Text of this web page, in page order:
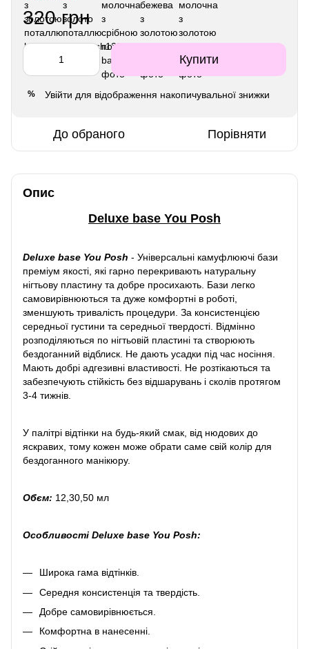
320 грн
Купити
% Увійти для відображення накопичувальної знижки
До обраного Порівняти
Опис
Deluxe base You Posh
Deluxe base You Posh - Універсальні камуфлюючі бази
преміум якості, які гарно перекривають натуральну
нігтьову пластину та добре просихають. Бази легко
самовирівнюються та дуже комфортні в роботі,
зменшують тривалість процедури. За консистенцією
середньої густини та середньої твердості. Відмінно
розподіляються по нігтьовій пластині та створюють
бездоганний відблиск. Не дають усадки під час носіння.
Мають добрі адгезивні властивості. Не розтікаються та
забезпечують стійкість без відшарувань і сколів протягом
3-4 тижнів.
У палітрі відтінки на будь-який смак, від нюдових до
яскравих, тому кожен може обрати саме свій колір для
бездоганного манікюру.
Обєм: 12,30,50 мл
Особливості Deluxe base You Posh:
Широка гама відтінків.
Середня консистенція та твердість.
Добре самовирівнюється.
Комфортна в нанесенні.